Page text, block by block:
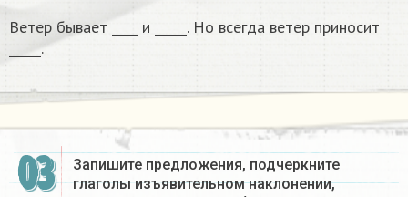
Ветер бывает ____ и _____. Но всегда ветер приносит
_____.
03
Запишите предложения, подчеркните
глаголы изъявительном наклонении,